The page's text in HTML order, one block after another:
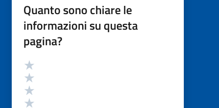
Quanto sono chiare le
informazioni su questa
pagina?
Valutazione